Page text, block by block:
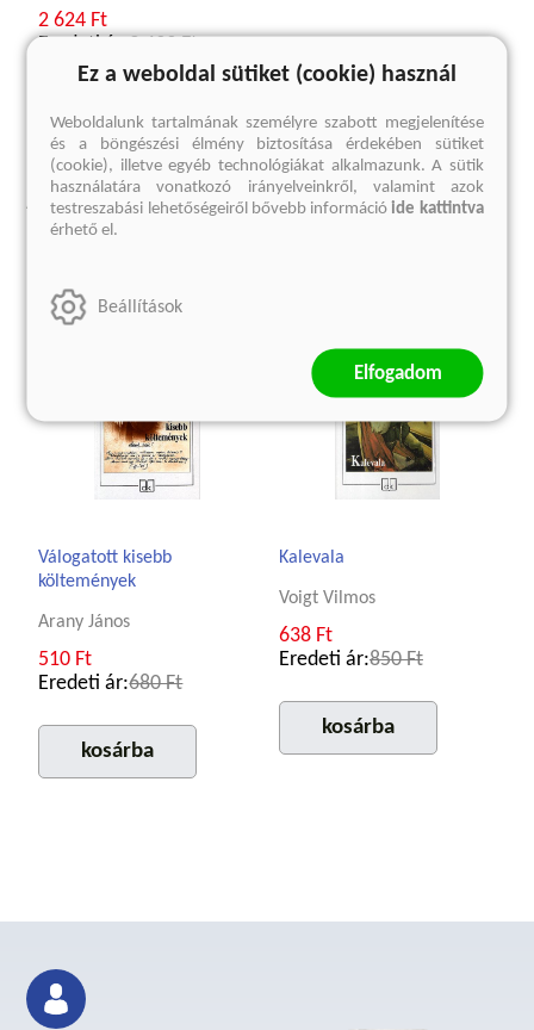
2 624 Ft
Eredeti ár:3 499 Ft
kosárba
A sorozat további termékei
Válogatott kisebb
költemények
Arany János
510 Ft
Eredeti ár:680 Ft
kosárba
Kalevala
Voigt Vilmos
638 Ft
Eredeti ár:850 Ft
kosárba
Ez a weboldal sütiket (cookie) használ
Weboldalunk tartalmának személyre szabott megjelenítése
és a böngészési élmény biztosítása érdekében sütiket
(cookie), illetve egyéb technológiákat alkalmazunk. A sütik
használatára vonatkozó irányelveinkről, valamint azok
testreszabási lehetőségeiről bővebb információide kattintva
érhető el.
Beállítások
Elfogadom